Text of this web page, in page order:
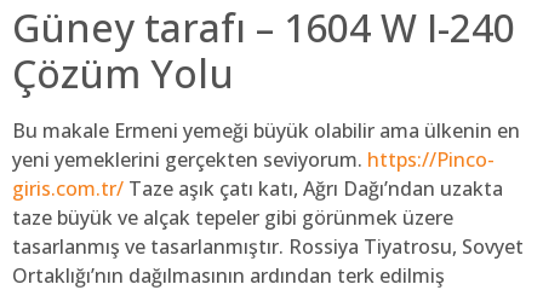
Güney tarafı – 1604 W I-240
Çözüm Yolu
Bu makale Ermeni yemeği büyük olabilir ama ülkenin en
yeni yemeklerini gerçekten seviyorum. https://Pinco-
giris.com.tr/ Taze aşık çatı katı, Ağrı Dağı’ndan uzakta
taze büyük ve alçak tepeler gibi görünmek üzere
tasarlanmış ve tasarlanmıştır. Rossiya Tiyatrosu, Sovyet
Ortaklığı’nın dağılmasının ardından terk edilmiş